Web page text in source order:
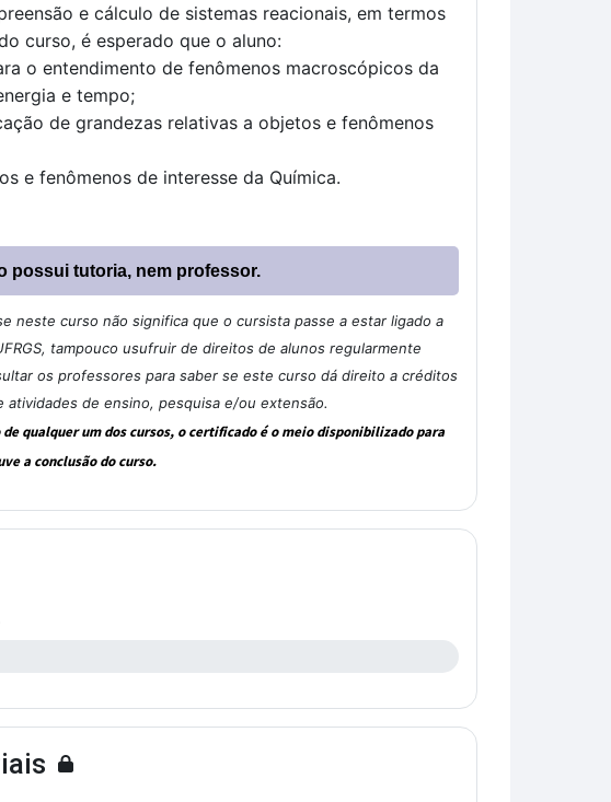
e cálculo de sistemas reacionais, em termos
curso, é esperado que o aluno:
o entendimento de fenômenos macroscópicos da
e tempo;
de grandezas relativas a objetos e fenômenos
e fenômenos de interesse da Química.
possui tutoria, nem professor.
neste curso não significa que o cursista passe a estar ligado a
tampouco usufruir de direitos de alunos regularmente
os professores para saber se este curso dá direito a créditos
de ensino, pesquisa e/ou extensão.
qualquer um dos cursos, o certificado é o meio disponibilizado para
a conclusão do curso.